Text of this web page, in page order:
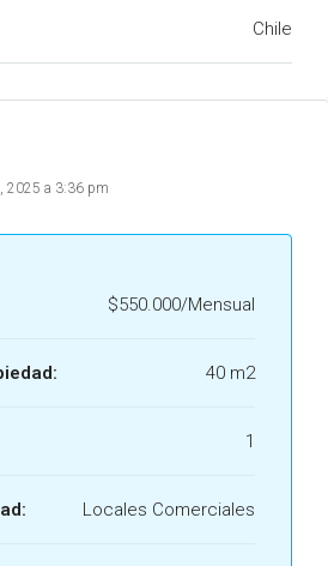
Chile
2025 a 3:36 pm
$550.000/Mensual
40 m2
1
Locales Comerciales